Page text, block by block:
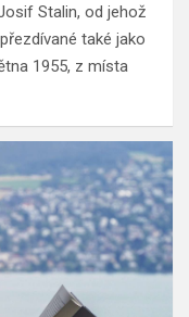
Stalin, od jehož
také jako
1955, z místa